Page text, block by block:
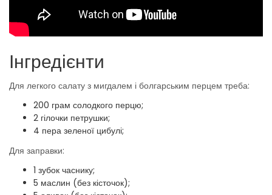
Інгредієнти
Для легкого салату з мигдалем і болгарським перцем треба:
200 грам солодкого перцю;
2 гілочки петрушки;
4 пера зеленої цибулі;
Для заправки:
1 зубок часнику;
5 маслин (без кісточок);